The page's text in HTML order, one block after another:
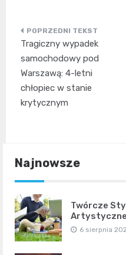
Nawigacja
wpisu
Tragiczny wypadek
samochodowy pod
Warszawą: 4-letni
chłopiec w stanie
krytycznym
Najnowsze
Twórcze
Artystyczne
6 sierpnia